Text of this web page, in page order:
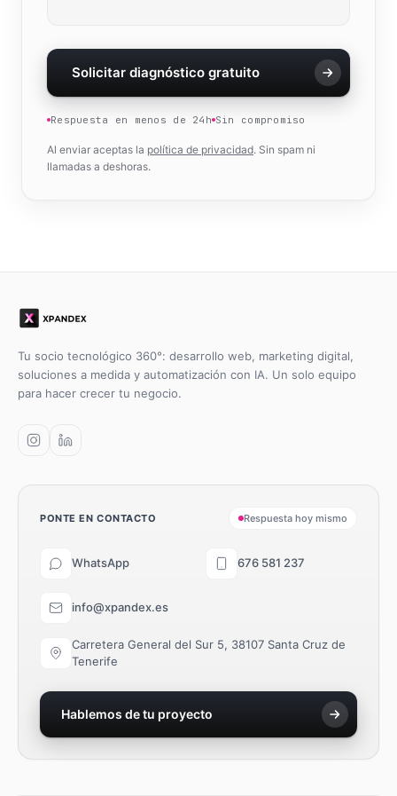
Solicitar diagnóstico gratuito
Respuesta en menos de 24h Sin compromiso
Al enviar aceptas la política de privacidad. Sin spam ni
llamadas a deshoras.
Tu socio tecnológico 360°: desarrollo web, marketing digital,
soluciones a medida y automatización con IA. Un solo equipo
para hacer crecer tu negocio.
PONTE EN CONTACTO Respuesta hoy mismo
WhatsApp 676 581 237
info@xpandex.es
Carretera General del Sur 5, 38107 Santa Cruz de
Tenerife
Hablemos de tu proyecto